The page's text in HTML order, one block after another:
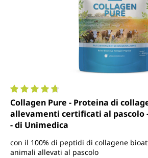
Valutazione media di 4.7 su 5 stelle
Collagen Pure - Proteina di
allevamenti certificati al pascolo
- di Unimedica
con il 100% di peptidi di collagene
animali allevati al pascolo